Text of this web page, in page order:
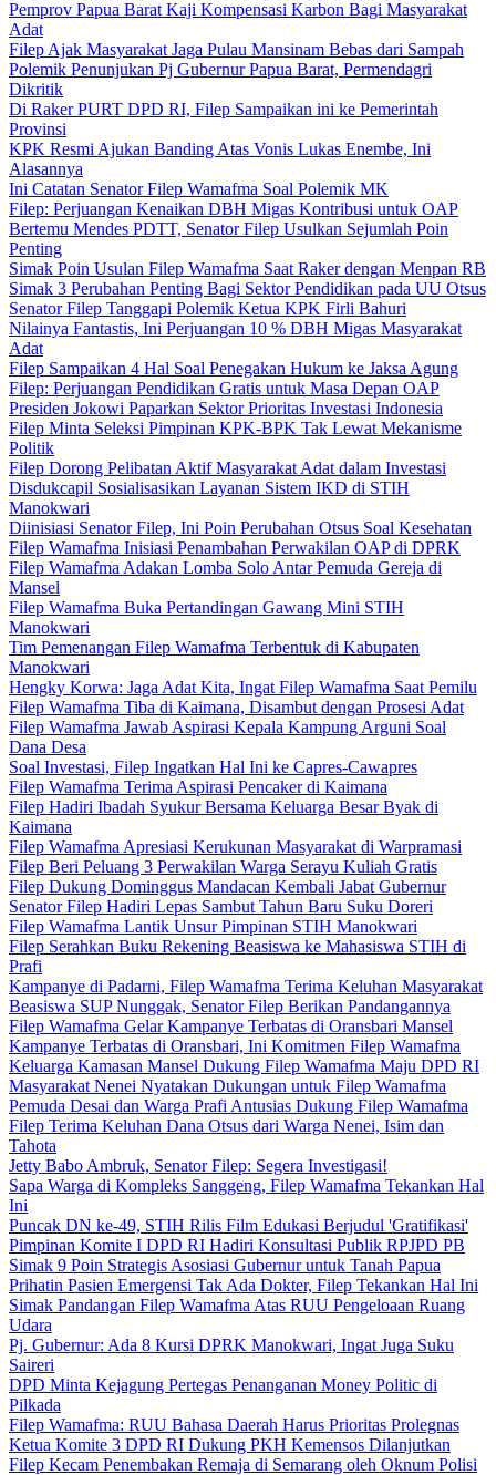
Pemprov Papua Barat Kaji Kompensasi Karbon Bagi Masyarakat
Adat
Filep Ajak Masyarakat Jaga Pulau Mansinam Bebas dari Sampah
Polemik Penunjukan Pj Gubernur Papua Barat, Permendagri
Dikritik
Di Raker PURT DPD RI, Filep Sampaikan ini ke Pemerintah
Provinsi
KPK Resmi Ajukan Banding Atas Vonis Lukas Enembe, Ini
Alasannya
Ini Catatan Senator Filep Wamafma Soal Polemik MK
Filep: Perjuangan Kenaikan DBH Migas Kontribusi untuk OAP
Bertemu Mendes PDTT, Senator Filep Usulkan Sejumlah Poin
Penting
Simak Poin Usulan Filep Wamafma Saat Raker dengan Menpan RB
Simak 3 Perubahan Penting Bagi Sektor Pendidikan pada UU Otsus
Senator Filep Tanggapi Polemik Ketua KPK Firli Bahuri
Nilainya Fantastis, Ini Perjuangan 10 % DBH Migas Masyarakat
Adat
Filep Sampaikan 4 Hal Soal Penegakan Hukum ke Jaksa Agung
Filep: Perjuangan Pendidikan Gratis untuk Masa Depan OAP
Presiden Jokowi Paparkan Sektor Prioritas Investasi Indonesia
Filep Minta Seleksi Pimpinan KPK-BPK Tak Lewat Mekanisme
Politik
Filep Dorong Pelibatan Aktif Masyarakat Adat dalam Investasi
Disdukcapil Sosialisasikan Layanan Sistem IKD di STIH
Manokwari
Diinisiasi Senator Filep, Ini Poin Perubahan Otsus Soal Kesehatan
Filep Wamafma Inisiasi Penambahan Perwakilan OAP di DPRK
Filep Wamafma Adakan Lomba Solo Antar Pemuda Gereja di
Mansel
Filep Wamafma Buka Pertandingan Gawang Mini STIH
Manokwari
Tim Pemenangan Filep Wamafma Terbentuk di Kabupaten
Manokwari
Hengky Korwa: Jaga Adat Kita, Ingat Filep Wamafma Saat Pemilu
Filep Wamafma Tiba di Kaimana, Disambut dengan Prosesi Adat
Filep Wamafma Jawab Aspirasi Kepala Kampung Arguni Soal
Dana Desa
Soal Investasi, Filep Ingatkan Hal Ini ke Capres-Cawapres
Filep Wamafma Terima Aspirasi Pencaker di Kaimana
Filep Hadiri Ibadah Syukur Bersama Keluarga Besar Byak di
Kaimana
Filep Wamafma Apresiasi Kerukunan Masyarakat di Warpramasi
Filep Beri Peluang 3 Perwakilan Warga Serayu Kuliah Gratis
Filep Dukung Dominggus Mandacan Kembali Jabat Gubernur
Senator Filep Hadiri Lepas Sambut Tahun Baru Suku Doreri
Filep Wamafma Lantik Unsur Pimpinan STIH Manokwari
Filep Serahkan Buku Rekening Beasiswa ke Mahasiswa STIH di
Prafi
Kampanye di Padarni, Filep Wamafma Terima Keluhan Masyarakat
Beasiswa SUP Nunggak, Senator Filep Berikan Pandangannya
Filep Wamafma Gelar Kampanye Terbatas di Oransbari Mansel
Kampanye Terbatas di Oransbari, Ini Komitmen Filep Wamafma
Keluarga Kamasan Mansel Dukung Filep Wamafma Maju DPD RI
Masyarakat Nenei Nyatakan Dukungan untuk Filep Wamafma
Pemuda Desai dan Warga Prafi Antusias Dukung Filep Wamafma
Filep Terima Keluhan Dana Otsus dari Warga Nenei, Isim dan
Tahota
Jetty Babo Ambruk, Senator Filep: Segera Investigasi!
Sapa Warga di Kompleks Sanggeng, Filep Wamafma Tekankan Hal
Ini
Puncak DN ke-49, STIH Rilis Film Edukasi Berjudul 'Gratifikasi'
Pimpinan Komite I DPD RI Hadiri Konsultasi Publik RPJPD PB
Simak 9 Poin Strategis Asosiasi Gubernur untuk Tanah Papua
Prihatin Pasien Emergensi Tak Ada Dokter, Filep Tekankan Hal Ini
Simak Pandangan Filep Wamafma Atas RUU Pengeloaan Ruang
Udara
Pj. Gubernur: Ada 8 Kursi DPRK Manokwari, Ingat Juga Suku
Saireri
DPD Minta Kejagung Pertegas Penanganan Money Politic di
Pilkada
Filep Wamafma: RUU Bahasa Daerah Harus Prioritas Prolegnas
Ketua Komite 3 DPD RI Dukung PKH Kemensos Dilanjutkan
Filep Kecam Penembakan Remaja di Semarang oleh Oknum Polisi